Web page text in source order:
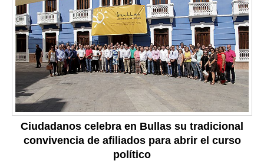
Ciudadanos celebra en Bullas su tradicional
convivencia de afiliados para abrir el curso
político